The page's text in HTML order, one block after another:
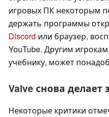
игровых ПК некоторым
держать программы
Discord или браузер,
YouTube. Другим
учебнику, может
Valve снова делает
Некоторые критики